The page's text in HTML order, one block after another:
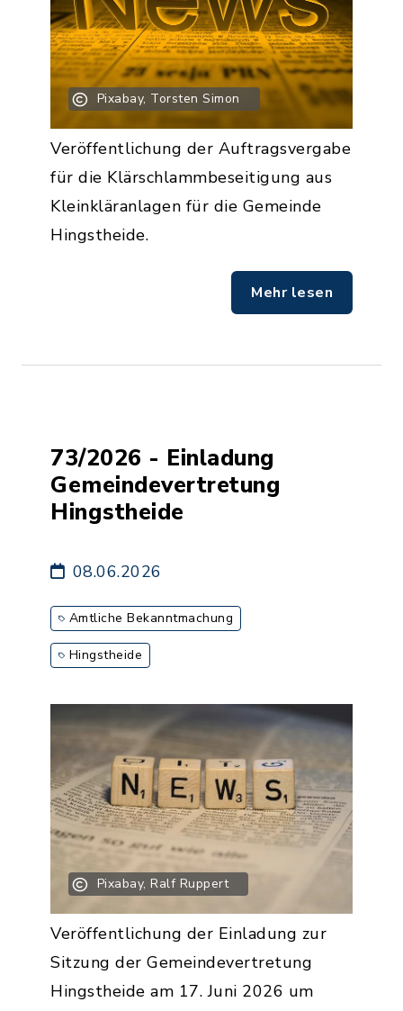
Pixabay, Torsten Simon
Veröffentlichung der Auftragsvergabe
für die Klärschlammbeseitigung aus
Kleinkläranlagen für die Gemeinde
Hingstheide.
Mehr lesen
73/2026 - Einladung
Gemeindevertretung
Hingstheide
08.06.2026
Amtliche Bekanntmachung
Hingstheide
Pixabay, Ralf Ruppert
Veröffentlichung der Einladung zur
Sitzung der Gemeindevertretung
Hingstheide am 17. Juni 2026 um